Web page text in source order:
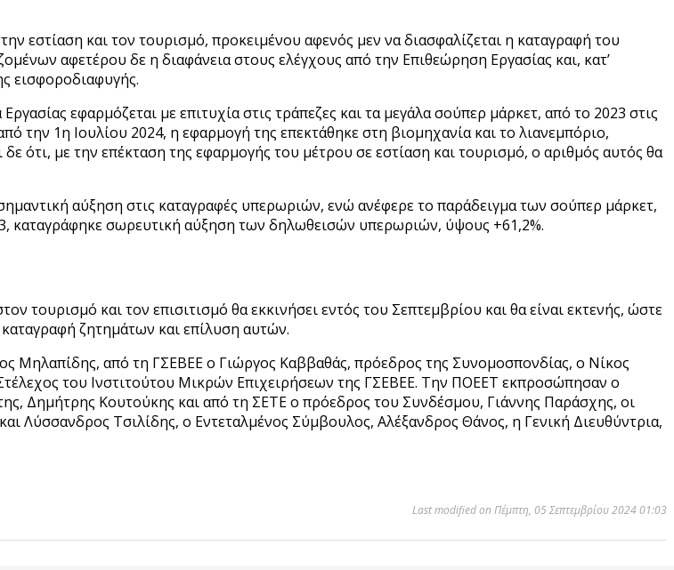
εστίαση και τον τουρισμό, προκειμένου αφενός μεν να διασφαλίζεται η καταγραφή του
αφετέρου δε η διαφάνεια στους ελέγχους από την Επιθεώρηση Εργασίας και, κατ’
εισφοροδιαφυγής.
εφαρμόζεται με επιτυχία στις τράπεζες και τα μεγάλα σούπερ μάρκετ, από το 2023 στις
την 1η Ιουλίου 2024, η εφαρμογή της επεκτάθηκε στη βιομηχανία και το λιανεμπόριο,
ότι, με την επέκταση της εφαρμογής του μέτρου σε εστίαση και τουρισμό, ο αριθμός αυτός θα
αύξηση στις καταγραφές υπερωριών, ενώ ανέφερε το παράδειγμα των σούπερ μάρκετ,
καταγράφηκε σωρευτική αύξηση των δηλωθεισών υπερωριών, ύψους +61,2%.
και τον επισιτισμό θα εκκινήσει εντός του Σεπτεμβρίου και θα είναι εκτενής, ώστε
ζητημάτων και επίλυση αυτών.
Μηλαπίδης, από τη ΓΣΕΒΕΕ ο Γιώργος Καββαθάς, πρόεδρος της Συνομοσπονδίας, ο Νίκος
του Ινστιτούτου Μικρών Επιχειρήσεων της ΓΣΕΒΕΕ. Την ΠΟΕΕΤ εκπροσώπησαν ο
Δημήτρης Κουτούκης και από τη ΣΕΤΕ ο πρόεδρος του Συνδέσμου, Γιάννης Παράσχης, οι
Λύσσανδρος Τσιλίδης, ο Εντεταλμένος Σύμβουλος, Αλέξανδρος Θάνος, η Γενική Διευθύντρια,
Last modified on Πέμπτη, 05 Σεπτεμβρίου 2024 01:03